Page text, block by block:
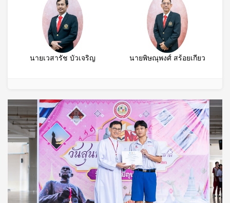
นายเวสารัช บัวเจริญ นายพิษณุพงศ์ สร้อยเกียว